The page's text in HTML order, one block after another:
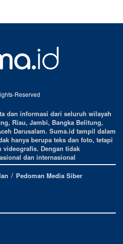
Reserved
dan informasi dari seluruh wilayah
Riau, Jambi, Bangka Belitung,
Darusalam. Suma.id tampil dalam
hanya berupa teks dan foto, tetapi
Dengan tidak
dan internasional
Pedoman Media Siber